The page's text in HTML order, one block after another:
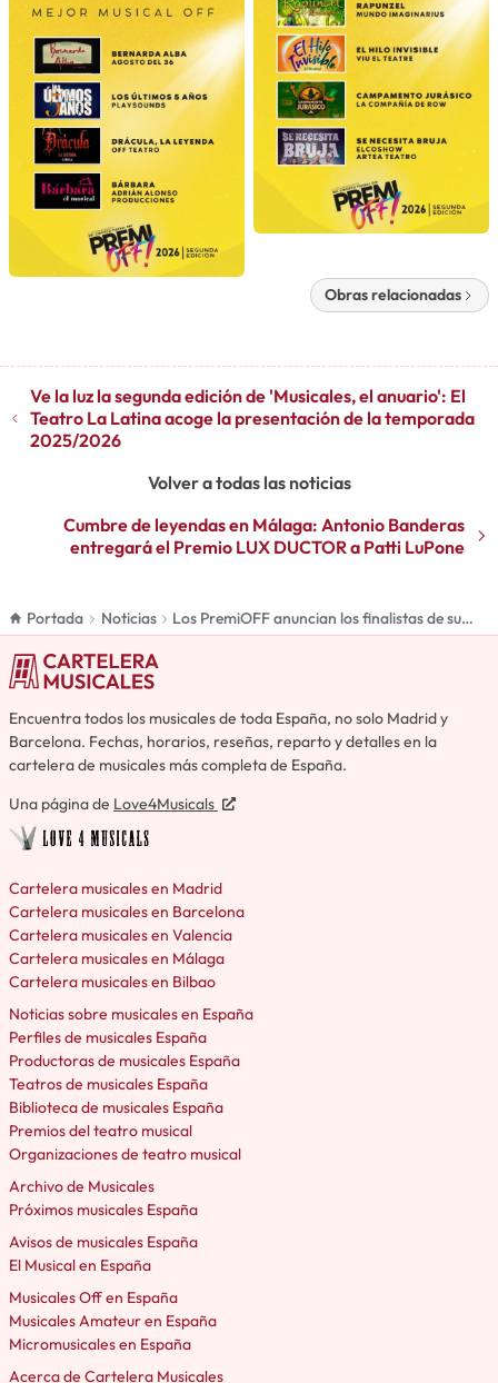
Obras relacionadas
Ve la luz la segunda edición de 'Musicales, el anuario': El
Teatro La Latina acoge la presentación de la temporada
2025/2026
Volver a todas las noticias
Cumbre de leyendas en Málaga: Antonio Banderas
entregará el Premio LUX DUCTOR a Patti LuPone
Portada Noticias
Los PremiOFF anuncian los finalistas de su
segunda edición
Encuentra todos los musicales de toda España, no solo Madrid y
Barcelona. Fechas, horarios, reseñas, reparto y detalles en la
cartelera de musicales más completa de España.
Una página de Love4Musicals
Cartelera musicales en Madrid
Cartelera musicales en Barcelona
Cartelera musicales en Valencia
Cartelera musicales en Málaga
Cartelera musicales en Bilbao
Noticias sobre musicales en España
Perfiles de musicales España
Productoras de musicales España
Teatros de musicales España
Biblioteca de musicales España
Premios del teatro musical
Organizaciones de teatro musical
Archivo de Musicales
Próximos musicales España
Avisos de musicales España
El Musical en España
Musicales Off en España
Musicales Amateur en España
Micromusicales en España
Acerca de Cartelera Musicales